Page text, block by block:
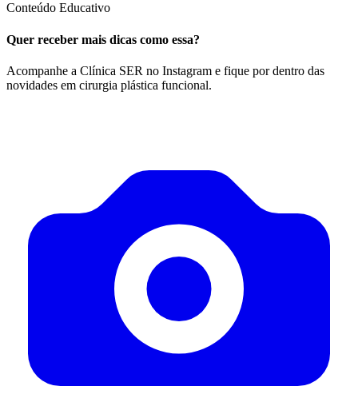
Conteúdo Educativo
Quer receber mais dicas como essa?
Acompanhe a Clínica SER no Instagram e fique por dentro das
novidades em cirurgia plástica funcional.